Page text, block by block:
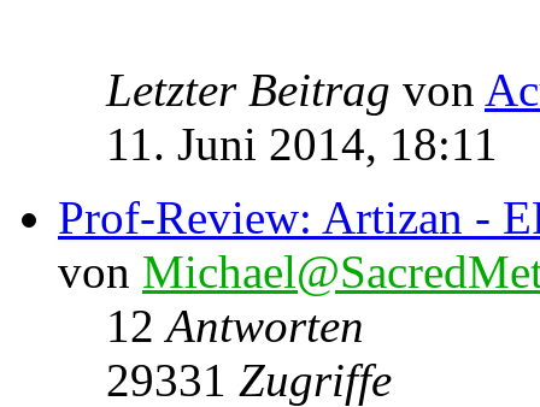
Letzter Beitrag von
11. Juni 2014, 18:11
Prof-Review: Artizan -
von
12Antworten
29331 Zugriffe